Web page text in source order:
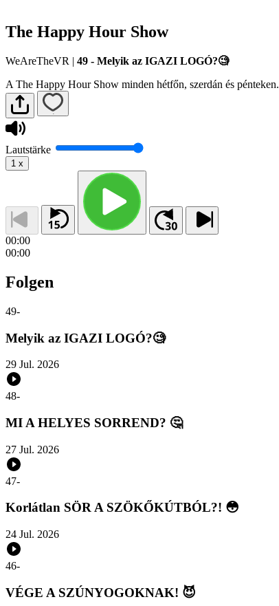
The Happy Hour Show
WeAreTheVR | 49 - Melyik az IGAZI LOGÓ?🧐
A The Happy Hour Show minden hétfőn, szerdán és pénteken.
Lautstärke
1 x
00:00
00:00
Folgen
49-
Melyik az IGAZI LOGÓ?🧐
29 Jul. 2026
48-
MI A HELYES SORREND? 🤔
27 Jul. 2026
47-
Korlátlan SÖR A SZÖKŐKÚTBÓL?! 😳
24 Jul. 2026
46-
VÉGE A SZÚNYOGOKNAK! 😈